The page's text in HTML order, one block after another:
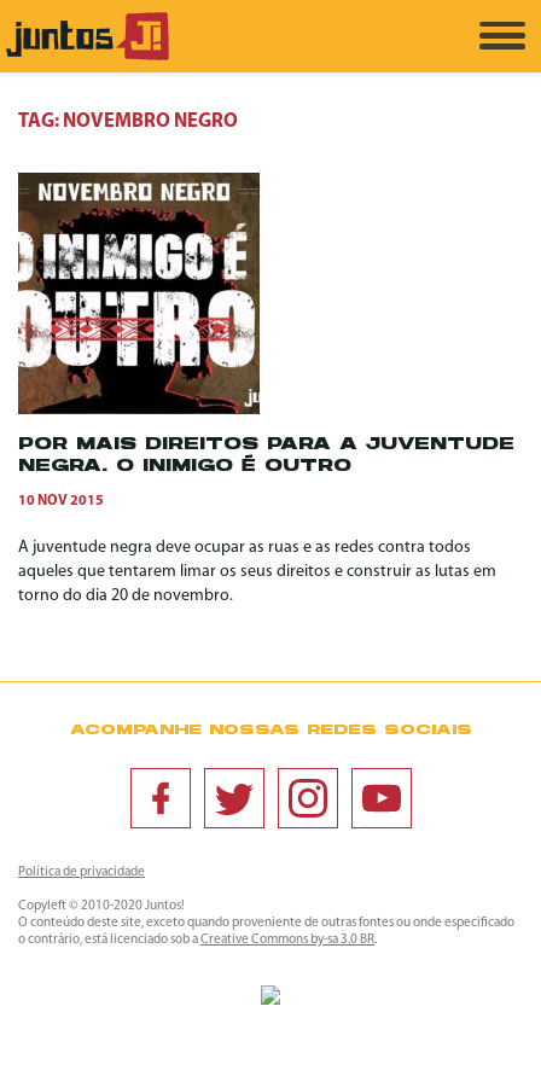
TAG: NOVEMBRO NEGRO
POR MAIS DIREITOS PARA A JUVENTUDE
NEGRA. O INIMIGO É OUTRO
10 NOV 2015
A juventude negra deve ocupar as ruas e as redes contra todos
aqueles que tentarem limar os seus direitos e construir as lutas em
torno do dia 20 de novembro.
ACOMPANHE NOSSAS REDES SOCIAIS
Política de privacidade
Copyleft © 2010-2020 Juntos!
O conteúdo deste site, exceto quando proveniente de outras fontes ou onde especificado
o contrário, está licenciado sob aCreative Commons by-sa 3.0 BR.